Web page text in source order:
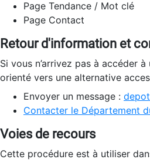
Page Tendance / Mot clé
Page Contact
Retour d'information et
Si vous n’arrivez pas à accéder
orienté vers une alternative
Envoyer un message :
Contacter le Département
Voies de recours
Cette procédure est à utiliser